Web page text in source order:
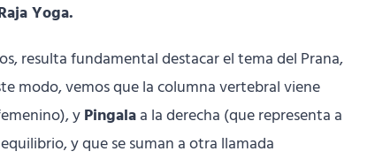
Yoga.
resulta fundamental destacar el tema del Prana,
modo, vemos que la columna vertebral viene
yPingalaa la derecha (que representa a
y que se suman a otra llamada